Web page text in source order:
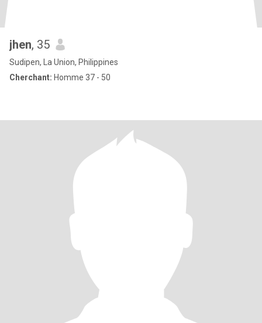
jhen, 35
Sudipen, La Union, Philippines
Cherchant: Homme 37 - 50